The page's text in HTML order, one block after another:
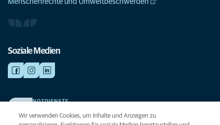
Soziale Medien
NOTDIENSTE
beste Versorgung verdient.
Wir verwenden Cookies, um Inhalte und Anzeigen zu